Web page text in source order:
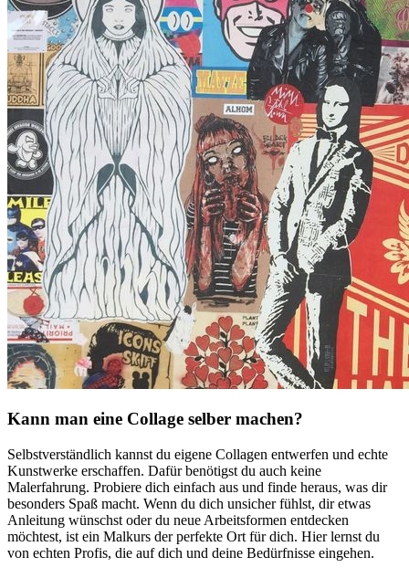
Kann man eine Collage selber machen?
Selbstverständlich kannst du eigene Collagen entwerfen und echte
Kunstwerke erschaffen. Dafür benötigst du auch keine
Malerfahrung. Probiere dich einfach aus und finde heraus, was dir
besonders Spaß macht. Wenn du dich unsicher fühlst, dir etwas
Anleitung wünschst oder du neue Arbeitsformen entdecken
möchtest, ist ein Malkurs der perfekte Ort für dich. Hier lernst du
von echten Profis, die auf dich und deine Bedürfnisse eingehen.